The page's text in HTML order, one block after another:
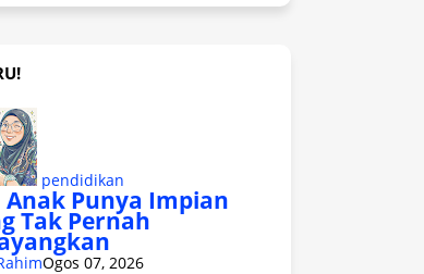
pendidikan
Anak Punya Impian
Tak Pernah
Ogos 07, 2026